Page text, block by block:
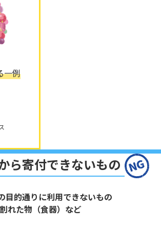
一例
ら寄付できないもの
目的通りに利用できないもの
割れた物（食器）など